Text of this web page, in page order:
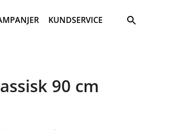
KUNDSERVICE Sök
90 cm